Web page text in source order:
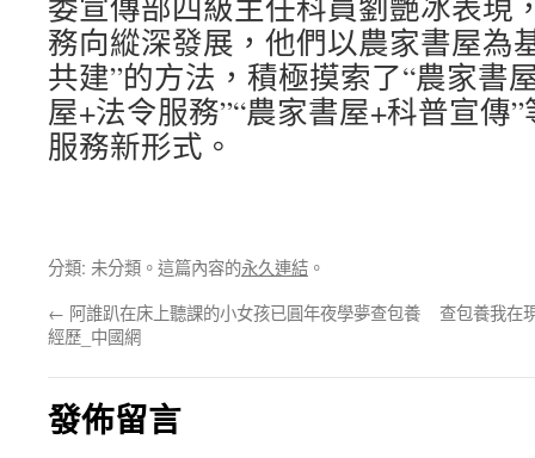
務向縱深發展，他們以農家書屋為
共建”的方法，積極摸索了“農家書
屋+法令服務”“農家書屋+科普宣傳
服務新形式。
分類: 未分類。這篇內容的永久連結 。
← 阿誰趴在床上聽課的小女孩已圓年夜學夢查包養
經歷_中國網
查包養我在
發佈留言